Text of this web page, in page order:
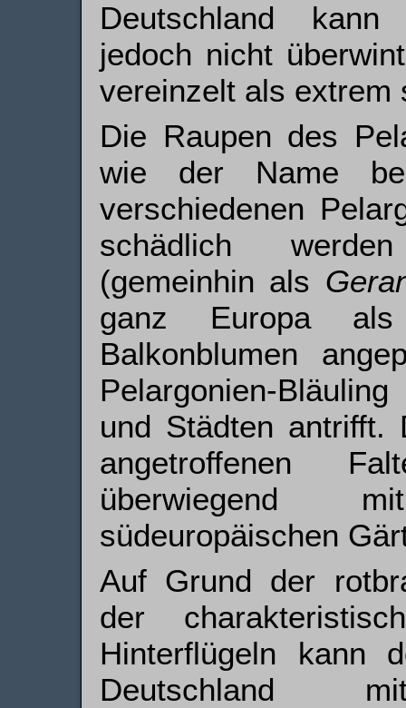
Deutschland kann
jedoch nicht
vereinzelt als extrem
Die Raupen des
wie der Name
verschiedenen
schädlich
(gemeinhin als
ganz Europa
Balkonblumen
Pelargonien-
und Städten antrifft.
angetroffenen
überwiegend
südeuropäischen
Auf Grund der
der
Hinterflügeln kann
Deutschland